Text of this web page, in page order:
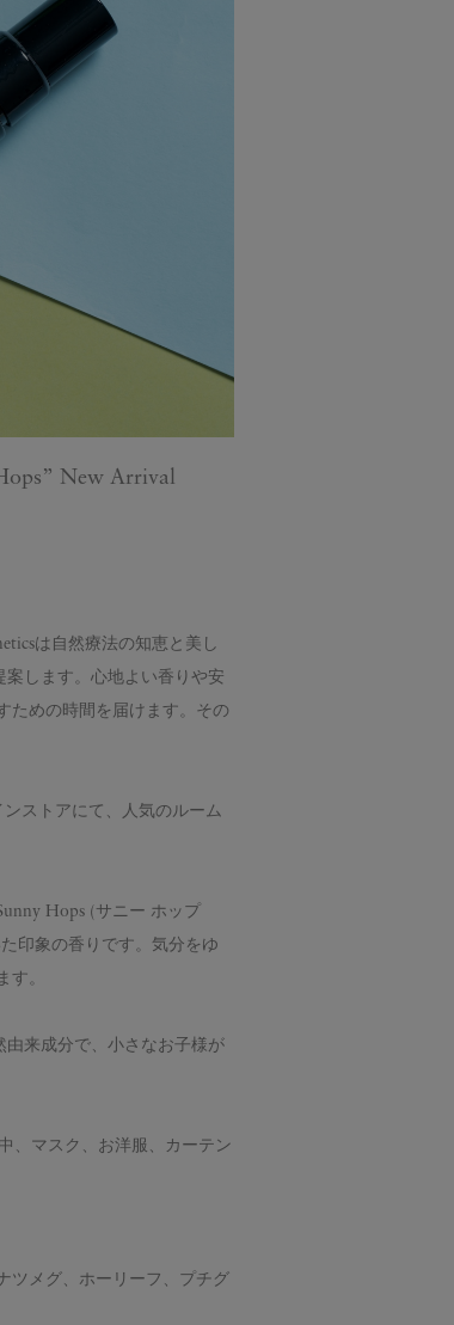
New Arrival
は自然療法の知恵と美し
します。心地よい香りや安
ための時間を届けます。その
ストアにて、人気のルーム
Hops (サニー ホップ
印象の香りです。気分をゆ
す。
来成分で、小さなお子様が
、マスク、お洋服、カーテン
ツメグ、ホーリーフ、プチグ